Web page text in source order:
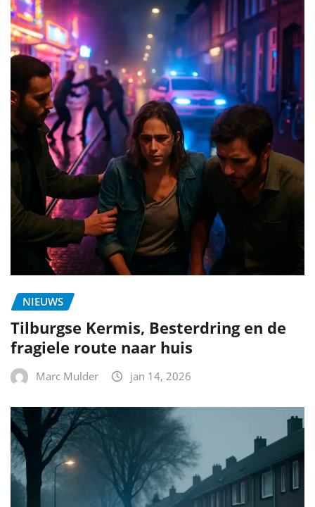
NIEUWS
Tilburgse Kermis, Besterdring en de
fragiele route naar huis
Marc Mulder jan 14, 2026